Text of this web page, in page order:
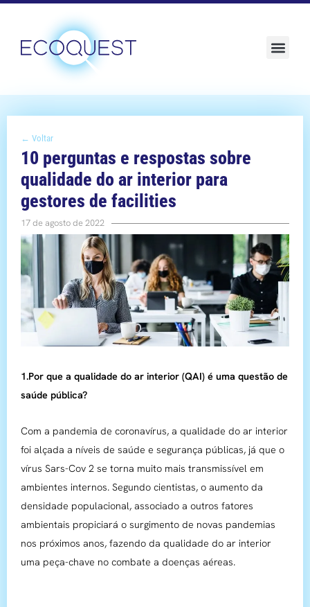
← Voltar
10 perguntas e respostas sobre
qualidade do ar interior para
gestores de facilities
17 de agosto de 2022
1.Por que a qualidade do ar interior (QAI) é uma questão de
saúde pública?
Com a pandemia de coronavírus, a qualidade do ar interior
foi alçada a níveis de saúde e segurança públicas, já que o
vírus Sars-Cov 2 se torna muito mais transmissível em
ambientes internos. Segundo cientistas, o aumento da
densidade populacional, associado a outros fatores
ambientais propiciará o surgimento de novas pandemias
nos próximos anos, fazendo da qualidade do ar interior
uma peça-chave no combate a doenças aéreas.